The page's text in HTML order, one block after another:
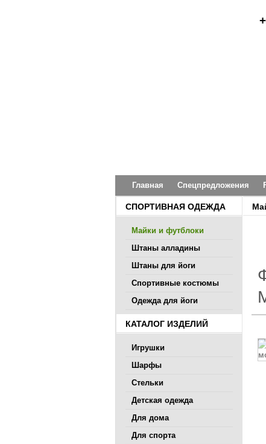
Главная Спецпредложения
СПОРТИВНАЯ ОДЕЖДА
Майки и футблоки
Штаны алладины
Штаны для йоги
Спортивные костюмы
Одежда для йоги
КАТАЛОГ ИЗДЕЛИЙ
Игрушки
Шарфы
Стельки
Детская одежда
Для дома
Для спорта